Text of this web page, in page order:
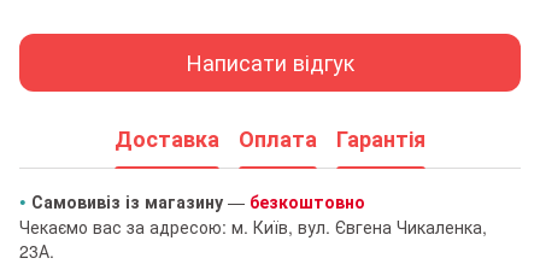
Написати відгук
Доставка Оплата Гарантія
• Самовивіз із магазину — безкоштовно
Чекаємо вас за адресою: м. Київ, вул. Євгена Чикаленка,
23А.